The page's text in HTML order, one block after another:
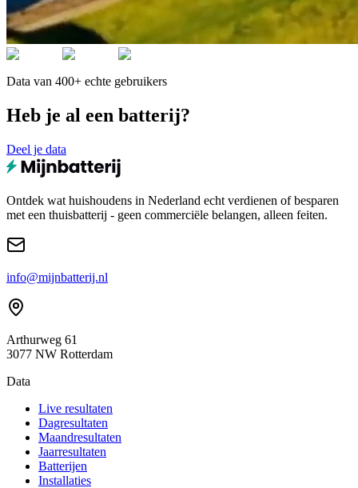
Data van 400+ echte gebruikers
Heb je al een batterij?
Deel je data
Ontdek wat huishoudens in Nederland echt verdienen of besparen
met een thuisbatterij - geen commerciële belangen, alleen feiten.
info@mijnbatterij.nl
Arthurweg 61
3077 NW Rotterdam
Data
Live resultaten
Dagresultaten
Maandresultaten
Jaarresultaten
Batterijen
Installaties